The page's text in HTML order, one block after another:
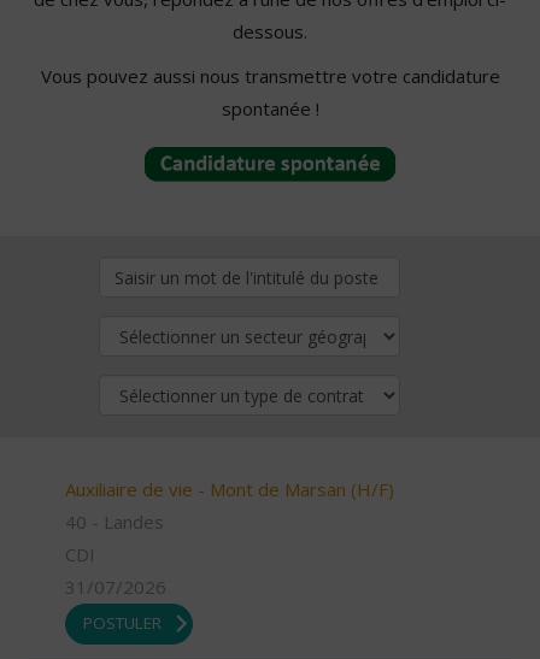
dessous.
Vous pouvez aussi nous transmettre votre candidature
spontanée !
Auxiliaire de vie - Mont de Marsan (H/F)
40 - Landes
CDI
31/07/2026
POSTULER